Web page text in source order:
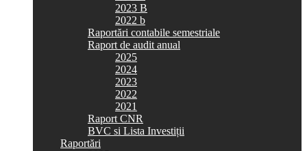
2023 B
2022 b
Raportări contabile semestriale
Raport de audit anual
2025
2024
2023
2022
2021
Raport CNR
BVC si Lista Investiții
Raportări